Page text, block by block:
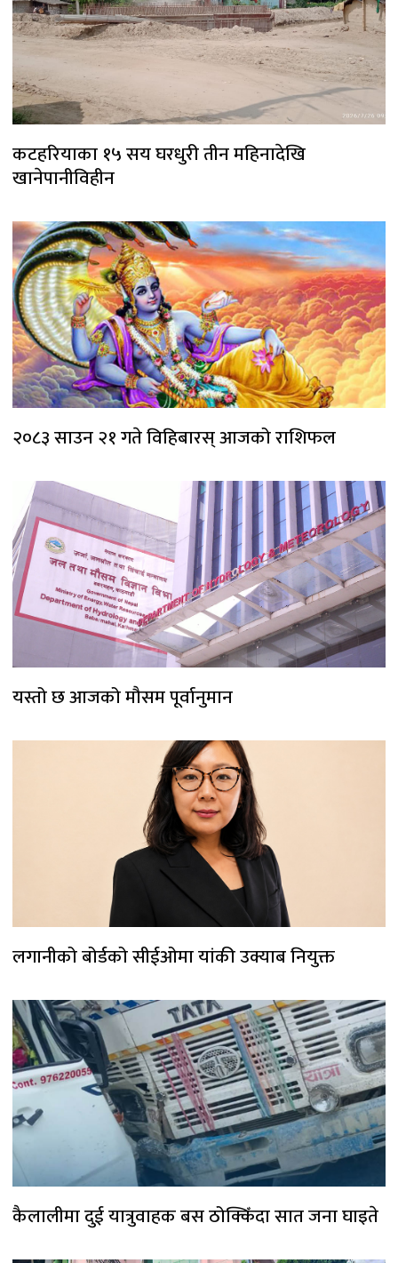
कटहरियाका १५ सय घरधुरी तीन महिनादेखि
खानेपानीविहीन
२०८३ साउन २१ गते विहिबारस् आजको राशिफल
यस्तो छ आजको मौसम पूर्वानुमान
लगानीको बोर्डको सीईओमा यांकी उक्याब नियुक्त
कैलालीमा दुई यात्रुवाहक बस ठोक्किँदा सात जना घाइते